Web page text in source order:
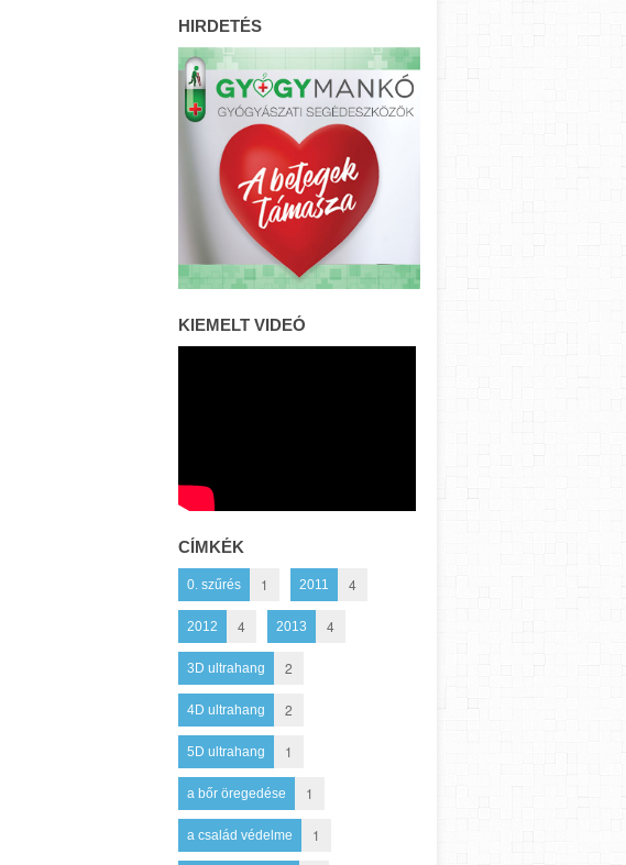
HIRDETÉS
KIEMELT VIDEÓ
CÍMKÉK
0. szűrés 1 2011 4
2012 4 2013 4
3D ultrahang 2
4D ultrahang 2
5D ultrahang 1
a bőr öregedése 1
a család védelme 1